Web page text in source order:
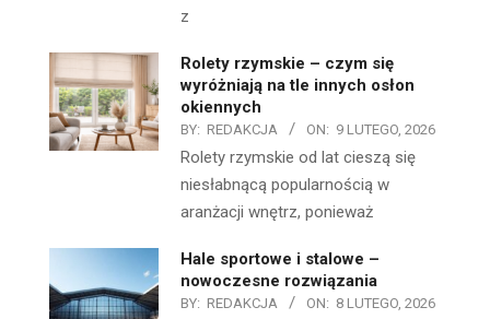
z
Rolety rzymskie – czym się
wyróżniają na tle innych osłon
okiennych
BY: REDAKCJA ON: 9 LUTEGO, 2026
Rolety rzymskie od lat cieszą się
niesłabnącą popularnością w
aranżacji wnętrz, ponieważ
Hale sportowe i stalowe –
nowoczesne rozwiązania
BY: REDAKCJA ON: 8 LUTEGO, 2026